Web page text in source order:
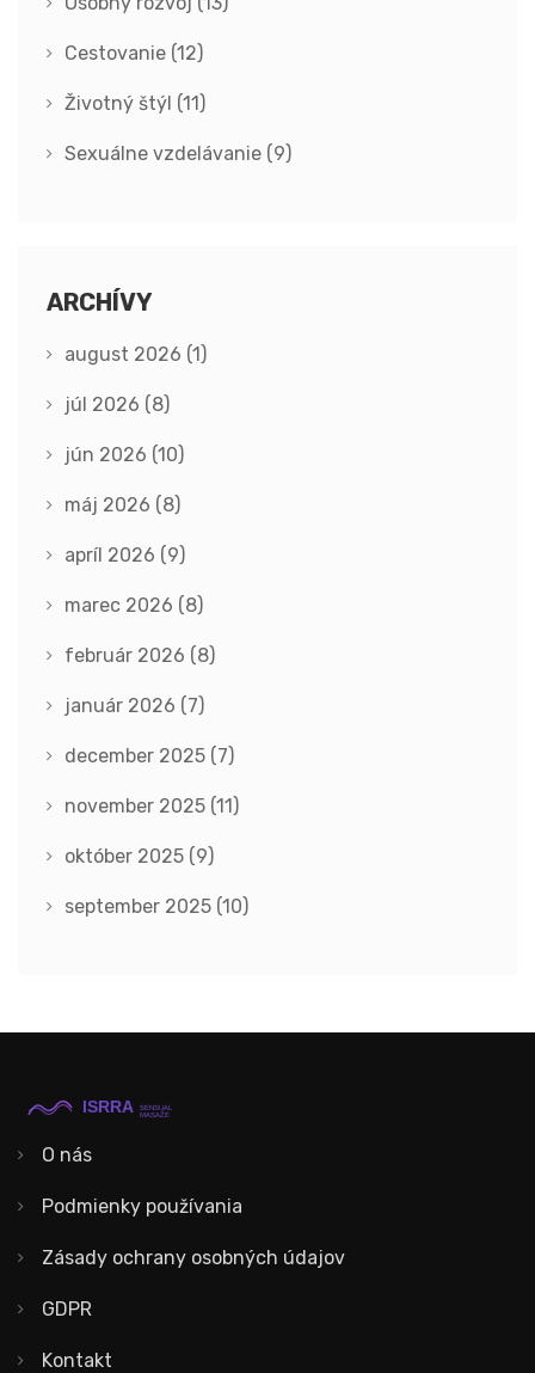
Cestovanie (12)
Životný štýl (11)
Sexuálne vzdelávanie (9)
ARCHÍVY
august 2026 (1)
júl 2026 (8)
jún 2026 (10)
máj 2026 (8)
apríl 2026 (9)
marec 2026 (8)
február 2026 (8)
január 2026 (7)
december 2025 (7)
november 2025 (11)
október 2025 (9)
september 2025 (10)
O nás
Podmienky používania
Zásady ochrany osobných údajov
GDPR
Kontakt